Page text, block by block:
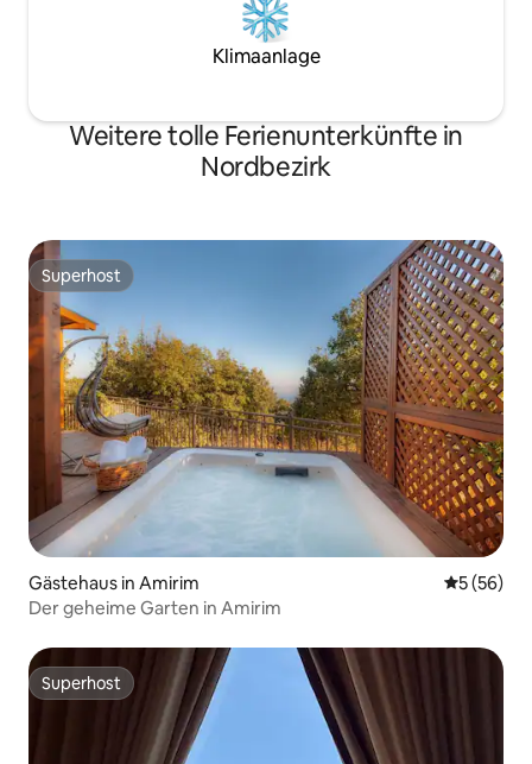
Klimaanlage
Weitere tolle Ferienunterkünfte in
Nordbezirk
Superhost
Superhost
Gästehaus in Amirim
5 (56)
Der geheime Garten in Amirim
Superhost
Superhost